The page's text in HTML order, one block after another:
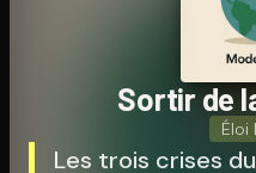
Sortir de
Éloi
Les trois crises